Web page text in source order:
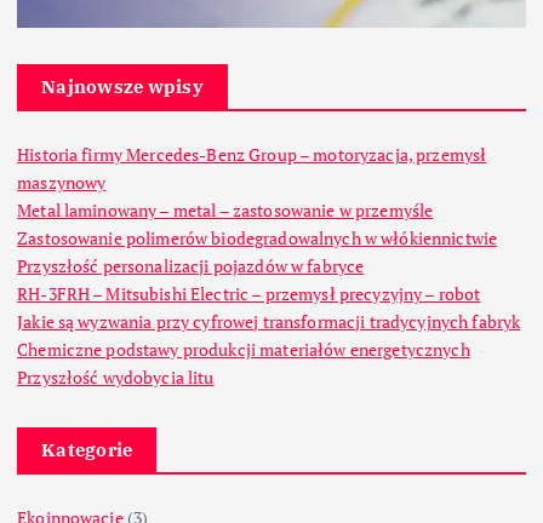
Najnowsze wpisy
Historia firmy Mercedes-Benz Group – motoryzacja, przemysł
maszynowy
Metal laminowany – metal – zastosowanie w przemyśle
Zastosowanie polimerów biodegradowalnych w włókiennictwie
Przyszłość personalizacji pojazdów w fabryce
RH-3FRH – Mitsubishi Electric – przemysł precyzyjny – robot
Jakie są wyzwania przy cyfrowej transformacji tradycyjnych fabryk
Chemiczne podstawy produkcji materiałów energetycznych
Przyszłość wydobycia litu
Kategorie
Ekoinnowacje(3)